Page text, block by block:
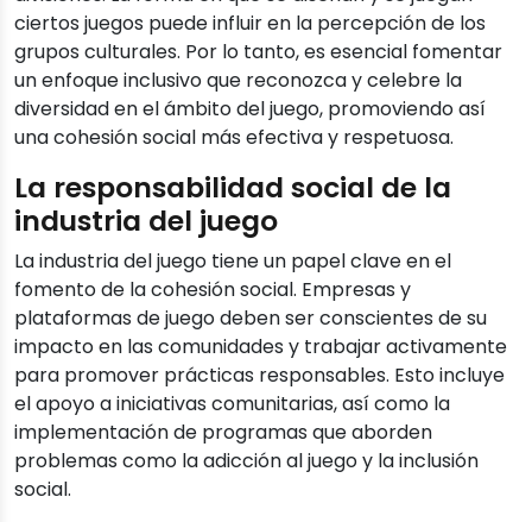
ciertos juegos puede influir en la percepción de los
grupos culturales. Por lo tanto, es esencial fomentar
un enfoque inclusivo que reconozca y celebre la
diversidad en el ámbito del juego, promoviendo así
una cohesión social más efectiva y respetuosa.
La responsabilidad social de la
industria del juego
La industria del juego tiene un papel clave en el
fomento de la cohesión social. Empresas y
plataformas de juego deben ser conscientes de su
impacto en las comunidades y trabajar activamente
para promover prácticas responsables. Esto incluye
el apoyo a iniciativas comunitarias, así como la
implementación de programas que aborden
problemas como la adicción al juego y la inclusión
social.